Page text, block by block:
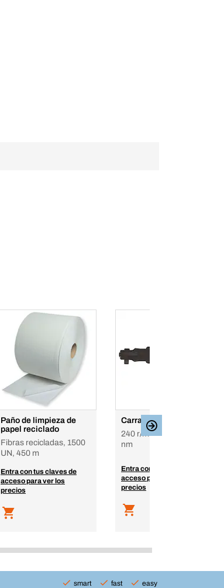
Paño de limpieza de
papel reciclado
Fibras recicladas, 1500
UN, 450 m
Entra con tus claves de
acceso para ver los
precios
Carraca neumática 1/4"
240 r/min, 1/4 Pulg., 40
nm
Entra con tus claves de
acceso para ver los
precios
smart fast easy